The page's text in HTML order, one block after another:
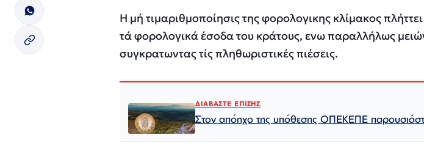
Η μή τιμαριθμοποίησις της φορολογικης κλίμακος
τά φορολογικά έσοδα του κράτους, ενω παραλλήλως
συγκρατωντας τίς πληθωριστικές πιέσεις.
ΔΙΑΒΑΣΤΕ ΕΠΙΣΗΣ
Στον απόηχο της υπόθεσης ΟΠΕΚΕΠΕ